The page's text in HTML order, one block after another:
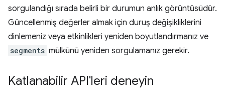
sorgulandığı sırada belirli bir durumun anlık görüntüsüdür.
Güncellenmiş değerler almak için duruş değişikliklerini
dinlemeniz veya etkinlikleri yeniden boyutlandırmanız ve
segments mülkünü yeniden sorgulamanız gerekir.
Katlanabilir API'leri deneyin